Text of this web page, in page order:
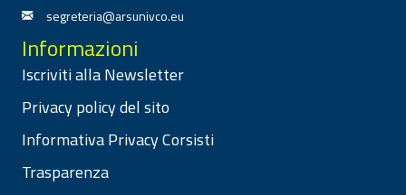
segreteria@arsunivco.eu
Informazioni
Iscriviti alla Newsletter
Privacy policy del sito
Informativa Privacy Corsisti
Trasparenza